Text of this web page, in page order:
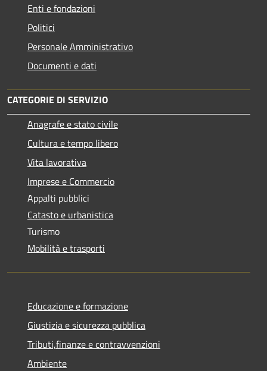
Enti e fondazioni
Politici
Personale Amministrativo
Documenti e dati
CATEGORIE DI SERVIZIO
Anagrafe e stato civile
Cultura e tempo libero
Vita lavorativa
Imprese e Commercio
Appalti pubblici
Catasto e urbanistica
Turismo
Mobilità e trasporti
Educazione e formazione
Giustizia e sicurezza pubblica
Tributi,finanze e contravvenzioni
Ambiente